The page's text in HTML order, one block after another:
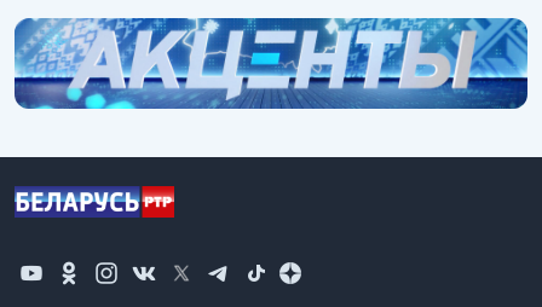
https://belarus-news.by/akcenty